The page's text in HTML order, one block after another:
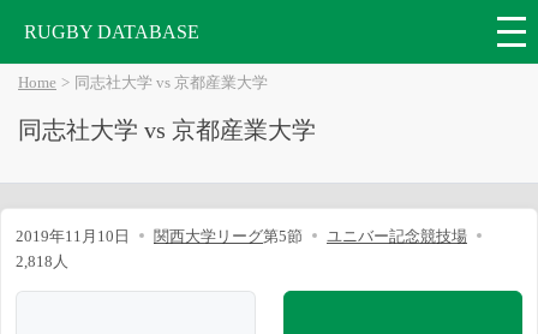
RUGBY DATABASE
Home 同志社大学 vs 京都産業大学
同志社大学 vs 京都産業大学
2019年11月10日 関西大学リーグ第5節
ユニバー記念競技場
2,818人